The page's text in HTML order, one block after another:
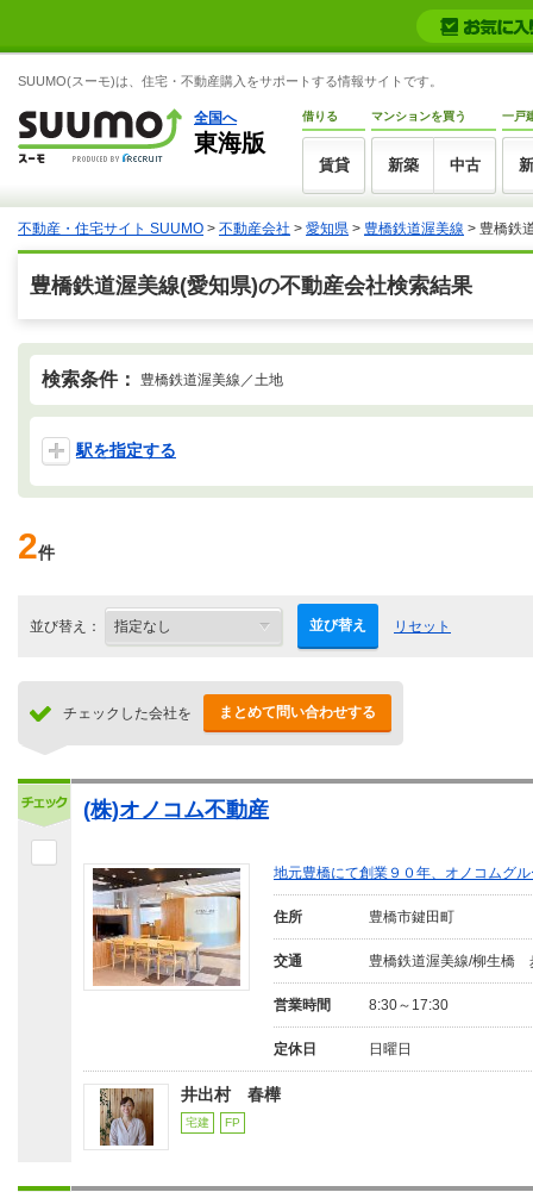
SUUMO(スーモ)は、住宅・不動産購入をサポートする情報サイトです。
全国へ
東海版
借りる
賃貸
マンションを買う
新築 中古
一戸
不動産・住宅サイト SUUMO > 不動産会社 > 愛知県 > 豊橋鉄道渥美線 > 豊橋鉄
豊橋鉄道渥美線(愛知県)の不動産会社検索結果
検索条件： 豊橋鉄道渥美線／土地
駅を指定する
2件
並び替え： 並び替え リセット
チェックした会社を まとめて問い合わせする
(株)オノコム不動産
地元豊橋にて創業９０年、オノコムグ
住所 豊橋市鍵田町
交通 豊橋鉄道渥美線/柳生橋
営業時間 8:30～17:30
定休日 日曜日
井出村 春樺
宅建 FP